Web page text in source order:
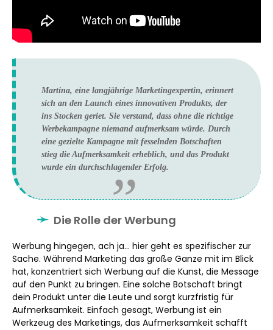
Martina, eine langjährige Marketingexpertin, erinnert
sich an den Launch eines innovativen Produkts, der
ins Stocken geriet. Sie verstand, dass ohne die richtige
Werbekampagne niemand aufmerksam würde. Durch
eine gezielte Kampagne mit fesselnden Botschaften
stieg die Aufmerksamkeit erheblich, und das Produkt
wurde ein durchschlagender Erfolg.
Die Rolle der Werbung
Werbung hingegen, ach ja… hier geht es spezifischer zur
Sache. Während Marketing das große Ganze mit im Blick
hat, konzentriert sich Werbung auf die Kunst, die Message
auf den Punkt zu bringen. Eine solche Botschaft bringt
dein Produkt unter die Leute und sorgt kurzfristig für
Aufmerksamkeit. Einfach gesagt, Werbung ist ein
Werkzeug des Marketings, das Aufmerksamkeit schafft